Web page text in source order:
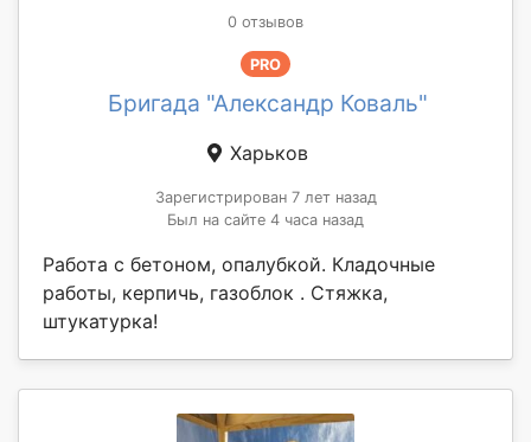
0 отзывов
PRO
Бригада "Александр Коваль"
Харьков
Зарегистрирован 7 лет назад
Был на сайте 4 часа назад
Работа с бетоном, опалубкой. Кладочные
работы, керпичь, газоблок . Стяжка,
штукатурка!